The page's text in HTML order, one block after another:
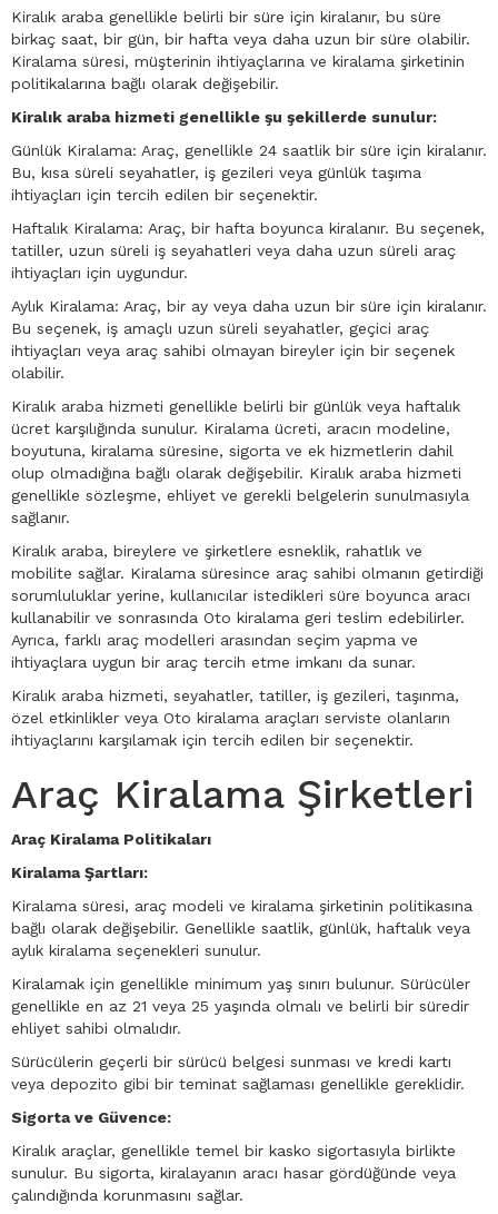
Kiralık araba genellikle belirli bir süre için kiralanır, bu süre
birkaç saat, bir gün, bir hafta veya daha uzun bir süre olabilir.
Kiralama süresi, müşterinin ihtiyaçlarına ve kiralama şirketinin
politikalarına bağlı olarak değişebilir.
Kiralık araba hizmeti genellikle şu şekillerde sunulur:
Günlük Kiralama: Araç, genellikle 24 saatlik bir süre için kiralanır.
Bu, kısa süreli seyahatler, iş gezileri veya günlük taşıma
ihtiyaçları için tercih edilen bir seçenektir.
Haftalık Kiralama: Araç, bir hafta boyunca kiralanır. Bu seçenek,
tatiller, uzun süreli iş seyahatleri veya daha uzun süreli araç
ihtiyaçları için uygundur.
Aylık Kiralama: Araç, bir ay veya daha uzun bir süre için kiralanır.
Bu seçenek, iş amaçlı uzun süreli seyahatler, geçici araç
ihtiyaçları veya araç sahibi olmayan bireyler için bir seçenek
olabilir.
Kiralık araba hizmeti genellikle belirli bir günlük veya haftalık
ücret karşılığında sunulur. Kiralama ücreti, aracın modeline,
boyutuna, kiralama süresine, sigorta ve ek hizmetlerin dahil
olup olmadığına bağlı olarak değişebilir. Kiralık araba hizmeti
genellikle sözleşme, ehliyet ve gerekli belgelerin sunulmasıyla
sağlanır.
Kiralık araba, bireylere ve şirketlere esneklik, rahatlık ve
mobilite sağlar. Kiralama süresince araç sahibi olmanın getirdiği
sorumluluklar yerine, kullanıcılar istedikleri süre boyunca aracı
kullanabilir ve sonrasında Oto kiralama geri teslim edebilirler.
Ayrıca, farklı araç modelleri arasından seçim yapma ve
ihtiyaçlara uygun bir araç tercih etme imkanı da sunar.
Kiralık araba hizmeti, seyahatler, tatiller, iş gezileri, taşınma,
özel etkinlikler veya Oto kiralama araçları serviste olanların
ihtiyaçlarını karşılamak için tercih edilen bir seçenektir.
Araç Kiralama Şirketleri
Araç Kiralama Politikaları
Kiralama Şartları:
Kiralama süresi, araç modeli ve kiralama şirketinin politikasına
bağlı olarak değişebilir. Genellikle saatlik, günlük, haftalık veya
aylık kiralama seçenekleri sunulur.
Kiralamak için genellikle minimum yaş sınırı bulunur. Sürücüler
genellikle en az 21 veya 25 yaşında olmalı ve belirli bir süredir
ehliyet sahibi olmalıdır.
Sürücülerin geçerli bir sürücü belgesi sunması ve kredi kartı
veya depozito gibi bir teminat sağlaması genellikle gereklidir.
Sigorta ve Güvence:
Kiralık araçlar, genellikle temel bir kasko sigortasıyla birlikte
sunulur. Bu sigorta, kiralayanın aracı hasar gördüğünde veya
çalındığında korunmasını sağlar.